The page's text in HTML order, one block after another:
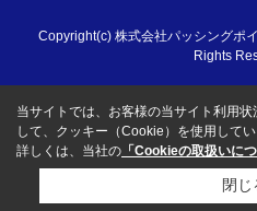
Copyright(c) 株式会社パッシングポ
Rights
当サイトでは、お客様の当サイト利用
して、クッキー（Cookie）を使用してい
詳しくは、当社の 「Cookieの取扱いにつ
閉じ